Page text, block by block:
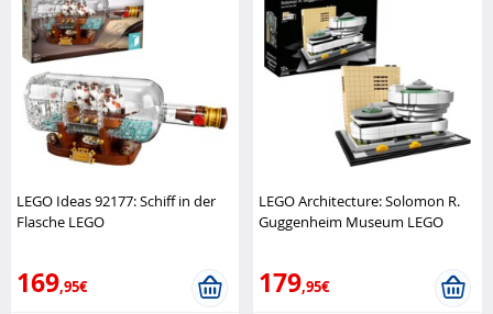
LEGO Ideas 92177: Schiff in der
Flasche LEGO
169,95€
LEGO Architecture: Solomon R.
Guggenheim Museum LEGO
179,95€